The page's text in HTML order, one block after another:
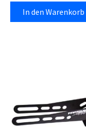
In den Warenkorb